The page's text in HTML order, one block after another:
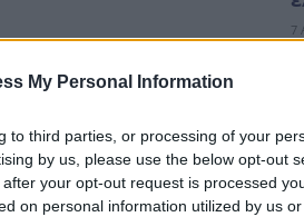
My Personal Information
to third parties, or processing of your
by us, please use the below opt-out
your opt-out request is processed
on personal information utilized by us
7